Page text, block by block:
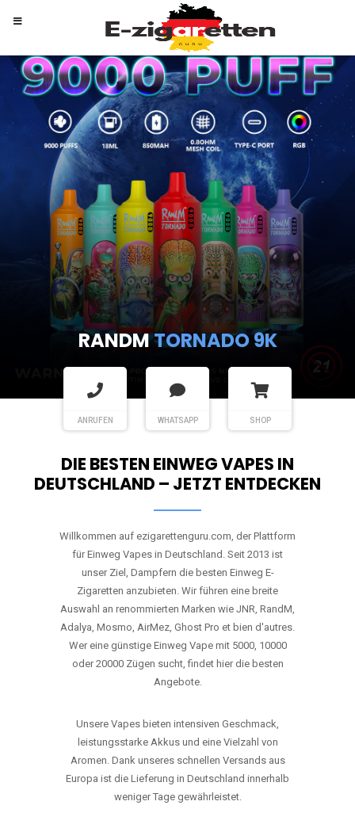
RANDMTORNADO 9K
ANRUFEN WHATSAPP SHOP
DIE BESTEN EINWEG VAPES IN
DEUTSCHLAND – JETZT ENTDECKEN
Willkommen auf ezigarettenguru.com, der Plattform
für Einweg Vapes in Deutschland. Seit 2013 ist
unser Ziel, Dampfern die besten Einweg E-
Zigaretten anzubieten. Wir führen eine breite
Auswahl an renommierten Marken wie JNR, RandM,
Adalya, Mosmo, AirMez, Ghost Pro et bien d'autres.
Wer eine günstige Einweg Vape mit 5000, 10000
oder 20000 Zügen sucht, findet hier die besten
Angebote.
Unsere Vapes bieten intensiven Geschmack,
leistungsstarke Akkus und eine Vielzahl von
Aromen. Dank unseres schnellen Versands aus
Europa ist die Lieferung in Deutschland innerhalb
weniger Tage gewährleistet.